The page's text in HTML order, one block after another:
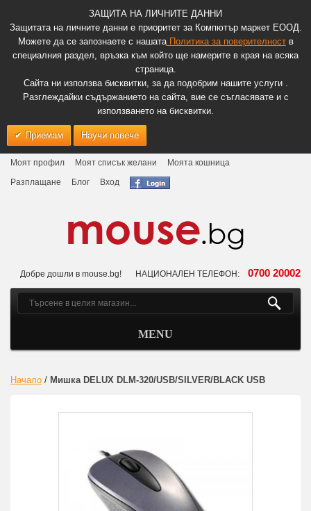
ЗАЩИТА НА ЛИЧНИТЕ ДАННИ
Защитата на личните данни е приоритет за Компютър маркет ЕООД.
Можете да се запознаете с нашатаПолитика за поверителноств
специалния раздел, връзка към който ще намерите в края на всяка
страница.
Сайта ни използва бисквитки, за да подобрим нашите услуги .
Разглеждайки съдържанието на сайта, вие се съгласявате и с
използването на бисквитки.
Приемам Научи повече
Моят профил Моят списък желани
Моята кошница
Разплащане
Блог Вход
Добре дошли в mouse.bg! НАЦИОНАЛЕН ТЕЛЕФОН: 0700 20002
MENU
Начало / Мишка DELUX DLM-320/USB/SILVER/BLACK USB